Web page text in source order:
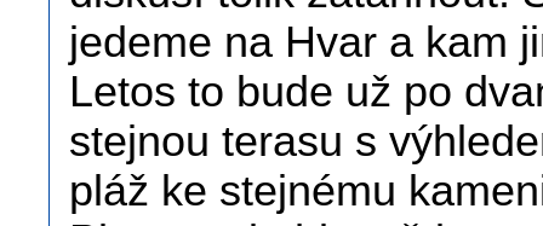
jedeme na Hvar a kam
Letos to bude už po
stejnou terasu s
pláž ke stejnému